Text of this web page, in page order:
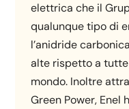
elettrica che il
qualunque tipo di
l’anidride
alte rispetto a
mondo. Inoltre
Green Power, Enel